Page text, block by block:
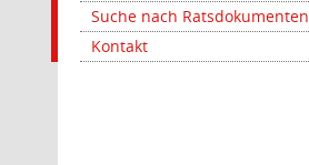
Suche nach Ratsdokumenten
Kontakt